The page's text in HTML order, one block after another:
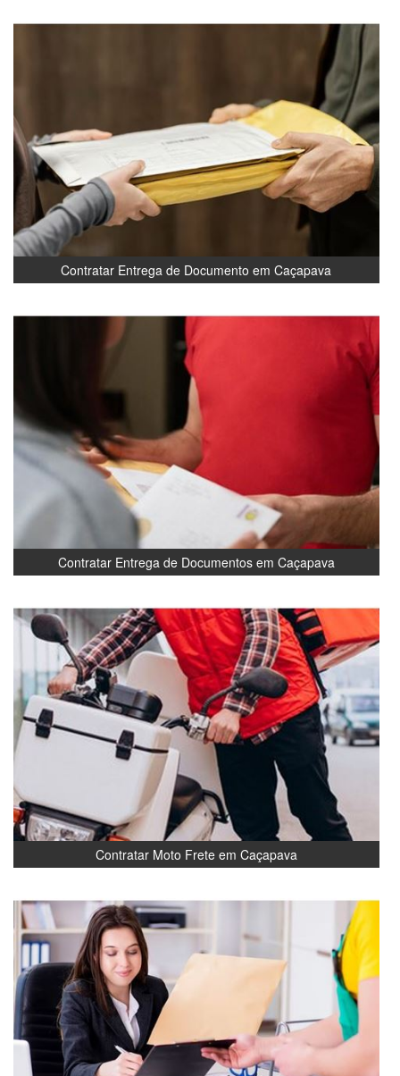
Contratar Entrega de Documento em Caçapava
Contratar Entrega de Documentos em Caçapava
Contratar Moto Frete em Caçapava